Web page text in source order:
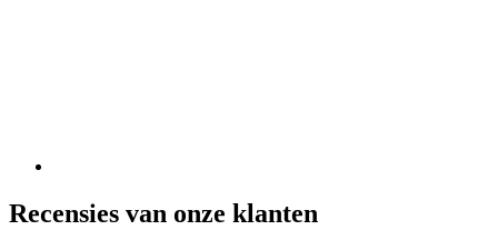
Recensies van onze klanten